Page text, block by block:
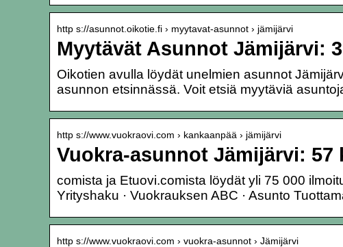
http s://asunnot.oikotie.fi › myytavat-asunnot › jämijärvi
Myytävät Asunnot Jämijärvi:
Oikotien avulla löydät unelmien asunnot
asunnon etsinnässä. Voit etsiä myytäviä
http s://www.vuokraovi.com › kankaanpää › jämijärvi
Vuokra-asunnot Jämijärvi: 57
comista ja Etuovi.comista löydät yli 75 000
Yrityshaku · Vuokrauksen ABC · Asunto
http s://www.vuokraovi.com › vuokra-asunnot › Jämijärvi